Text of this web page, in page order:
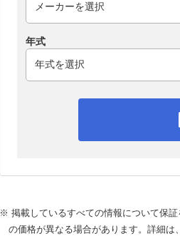
年式
※ 掲載しているすべての情報について保
の価格が異なる場合があります。詳細は